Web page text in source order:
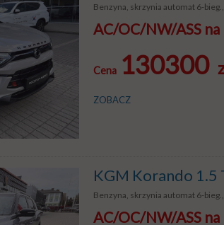
Benzyna, skrzynia automat 6-
AC/OC/NW/ASS na
Cena 130300
ZOBACZ
KGM Korando
Benzyna, skrzynia automat 6-
AC/OC/NW/ASS na